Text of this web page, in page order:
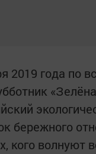
2019 года по
бережного
кого волнуют